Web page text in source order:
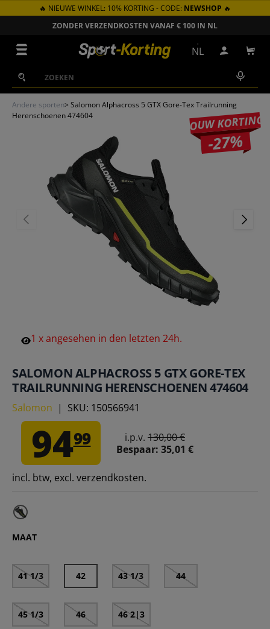
GA NAAR INHOUD
🔥 NIEUWE WINKEL: 10% KORTING - CODE: NEWSHOP 🔥
ZONDER VERZENDKOSTEN VANAF € 100 IN NL
Zoeken
Zoeken
NL Inloggen
Andere sporten> Salomon Alphacross 5 GTX Gore-Tex Trailrunning
Herenschoenen 474604
JOUW KORTING
-27%
VORIGE
1 xangesehen in den letzten 24h.
SALOMON ALPHACROSS 5 GTX GORE-TEX
TRAILRUNNING HERENSCHOENEN 474604
Salomon | SKU: 150566941
9499 i.p.v. 130,00 €
Bespaar: 35,01 €
incl. btw, excl. verzendkosten.
MAAT
41 1/3 42 43 1/3 44
45 1/3 46 46 2|3